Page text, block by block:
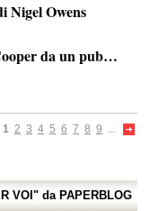
Nigel Owens
da un pub…
1 2 3 4 5 6 7 8 9 ...
VOI" da PAPERBLOG